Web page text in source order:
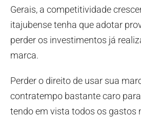
Gerais, a competitividade
itajubense tenha que adotar
perder os investimentos já
marca.
Perder o direito de usar sua
contratempo bastante caro
tendo em vista todos os gastos